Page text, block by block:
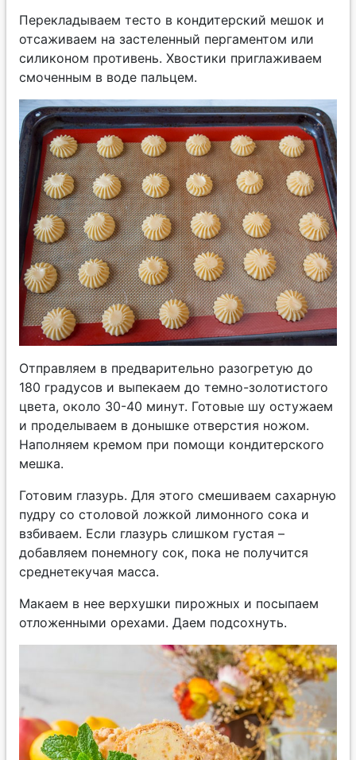
Перекладываем тесто в кондитерский мешок и
отсаживаем на застеленный пергаментом или
силиконом противень. Хвостики приглаживаем
смоченным в воде пальцем.
Отправляем в предварительно разогретую до
180 градусов и выпекаем до темно-золотистого
цвета, около 30-40 минут. Готовые шу остужаем
и проделываем в донышке отверстия ножом.
Наполняем кремом при помощи кондитерского
мешка.
Готовим глазурь. Для этого смешиваем сахарную
пудру со столовой ложкой лимонного сока и
взбиваем. Если глазурь слишком густая –
добавляем понемногу сок, пока не получится
среднетекучая масса.
Макаем в нее верхушки пирожных и посыпаем
отложенными орехами. Даем подсохнуть.